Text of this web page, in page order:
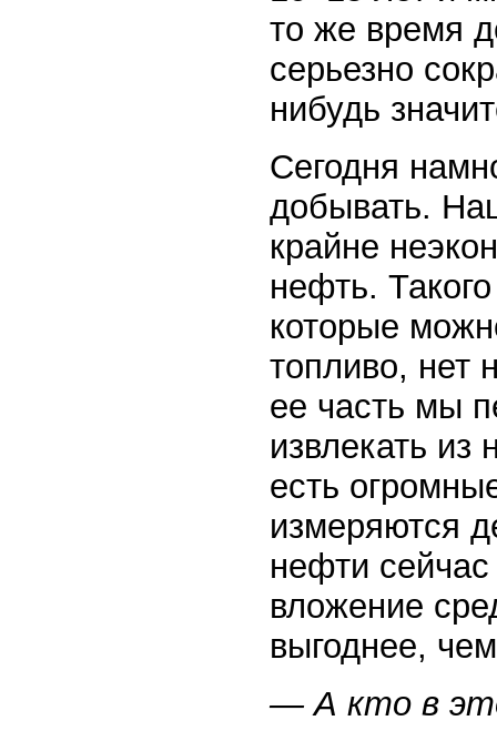
то же время
серьезно
нибудь
Сегодня
добывать.
крайне
нефть.
которые
топливо, нет
ее часть мы
извлекать
есть
измеряются
нефти
вложение
выгоднее,
— А кто в